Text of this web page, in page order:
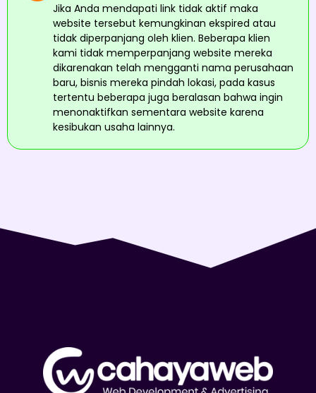
Jika Anda mendapati link tidak aktif maka
website tersebut kemungkinan ekspired atau
tidak diperpanjang oleh klien. Beberapa klien
kami tidak memperpanjang website mereka
dikarenakan telah mengganti nama perusahaan
baru, bisnis mereka pindah lokasi, pada kasus
tertentu beberapa juga beralasan bahwa ingin
menonaktifkan sementara website karena
kesibukan usaha lainnya.